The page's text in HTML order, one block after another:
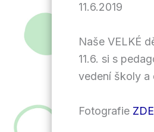
11.6.2019
Naše VELKÉ
11.6. si s
vedení školy a
Fotografie ZDE